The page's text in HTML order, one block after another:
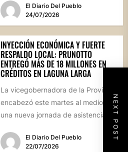
NEXT POST
mandatario...El Diario Del Pueblo
24/07/2026
INYECCIÓN ECONÓMICA Y FUERTE
RESPALDO LOCAL: PRUNOTTO
ENTREGÓ MÁS DE 18 MILLONES EN
CRÉDITOS EN LAGUNA LARGA
La vicegobernadora de la Provincia
encabezó este martes al mediodía
una nueva jornada de asistencia
financiera en el interior cordobés....
El Diario Del Pueblo
22/07/2026